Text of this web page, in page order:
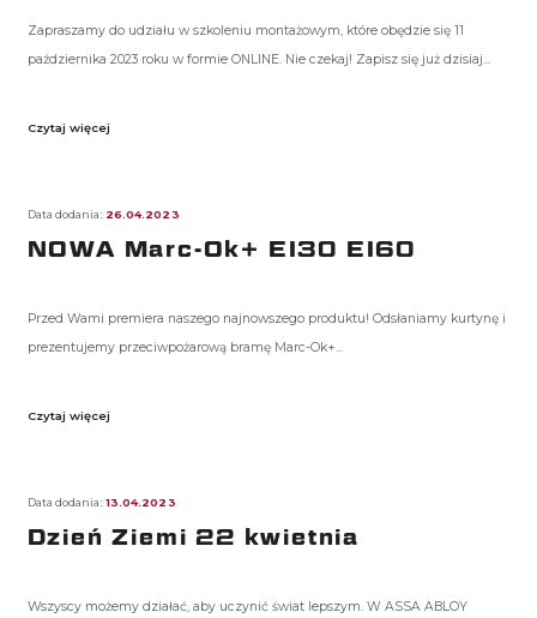
Zapraszamy do udziału w szkoleniu montażowym, które obędzie się 11
października 2023 roku w formie ONLINE. Nie czekaj! Zapisz się już dzisiaj...
Czytaj więcej
Data dodania: 26.04.2023
NOWA Marc-Ok+ EI30 EI60
Przed Wami premiera naszego najnowszego produktu! Odsłaniamy kurtynę i
prezentujemy przeciwpożarową bramę Marc-Ok+...
Czytaj więcej
Data dodania:13.04.2023
Dzień Ziemi 22 kwietnia
Wszyscy możemy działać, aby uczynić świat lepszym. W ASSA ABLOY